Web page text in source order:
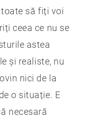
să fiți voi
ceea ce nu se
astea
și realiste, nu
nici de la
o situație. E
necesară